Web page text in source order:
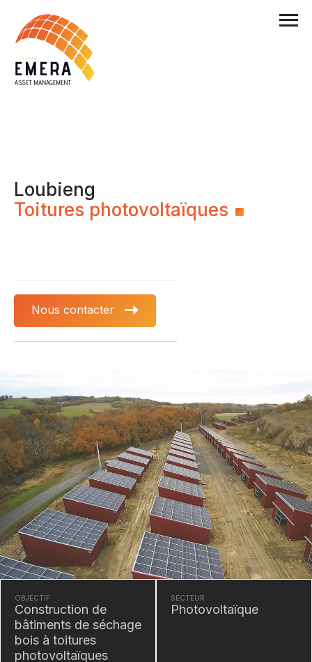
Loubieng
Toitures photovoltaïques
Nous contacter
OBJECTIF
Construction de
bâtiments de séchage
bois à toitures
photovoltaïques
SECTEUR
Photovoltaïque